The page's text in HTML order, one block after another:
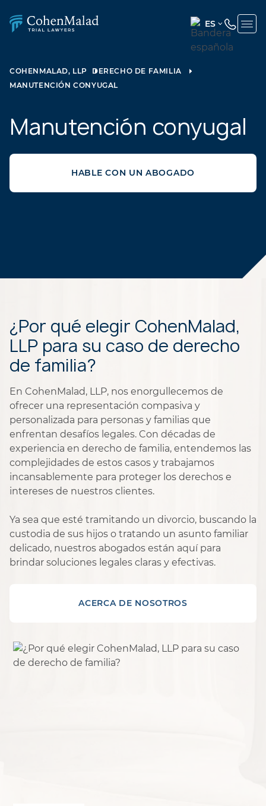
ES
ENGLISH
COHENMALAD, LLP
DERECHO DE FAMILIA
MANUTENCIÓN CONYUGAL
Manutención conyugal
HABLE CON UN ABOGADO
¿Por qué elegir CohenMalad,
LLP para su caso de derecho
de familia?
En CohenMalad, LLP, nos enorgullecemos de
ofrecer una representación compasiva y
personalizada para personas y familias que
enfrentan desafíos legales. Con décadas de
experiencia en derecho de familia, entendemos las
complejidades de estos casos y trabajamos
incansablemente para proteger los derechos e
intereses de nuestros clientes.
Ya sea que esté tramitando un divorcio, buscando la
custodia de sus hijos o tratando un asunto familiar
delicado, nuestros abogados están aquí para
brindar soluciones legales claras y efectivas.
ACERCA DE NOSOTROS